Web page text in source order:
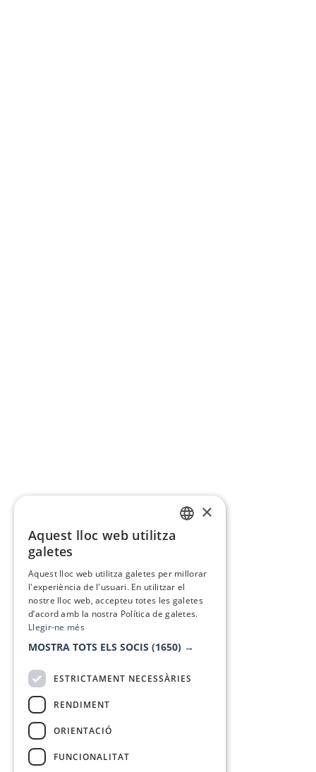
×
Aquest lloc web utilitza
galetes
Aquest lloc web utilitza galetes per millorar
l'experiència de l'usuari. En utilitzar el
nostre lloc web, accepteu totes les galetes
d’acord amb la nostra Política de galetes.
Llegir-ne més
MOSTRA TOTS ELS SOCIS (1650) →
ESTRICTAMENT NECESSÀRIES
RENDIMENT
ORIENTACIÓ
FUNCIONALITAT